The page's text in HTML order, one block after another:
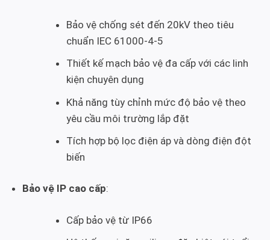
Bảo vệ chống sét đến 20kV theo tiêu
chuẩn IEC 61000-4-5
Thiết kế mạch bảo vệ đa cấp với các linh
kiện chuyên dụng
Khả năng tùy chỉnh mức độ bảo vệ theo
yêu cầu môi trường lắp đặt
Tích hợp bộ lọc điện áp và dòng điện đột
biến
Bảo vệ IP cao cấp:
Cấp bảo vệ từ IP66